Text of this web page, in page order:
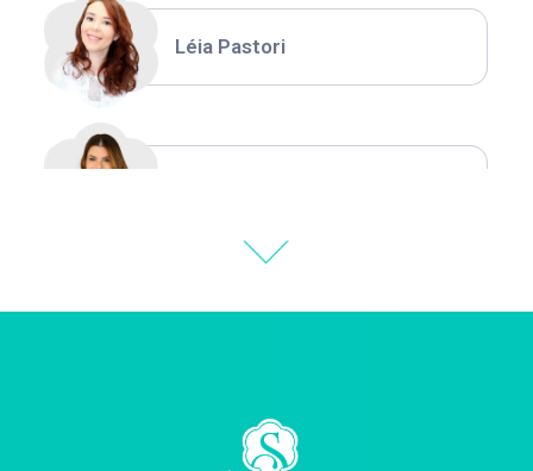
Léia Pastori
Carla Eschberger